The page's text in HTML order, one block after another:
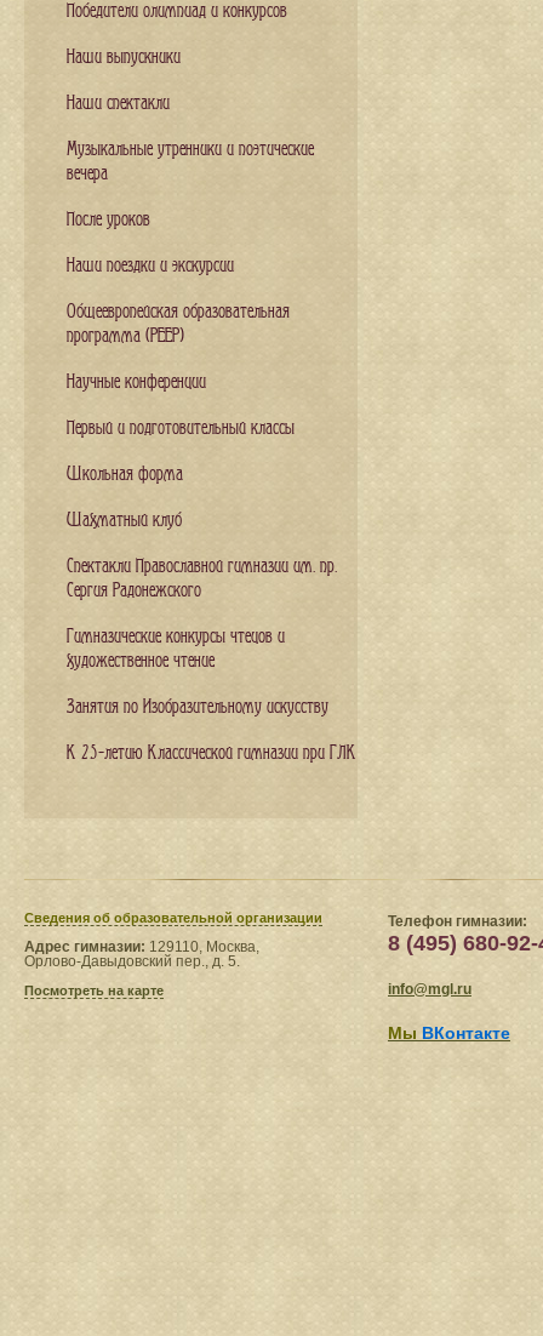
Победители олимпиад и конкурсов
Наши выпускники
Наши спектакли
Музыкальные утренники и поэтические
вечера
После уроков
Наши поездки и экскурсии
Общеевропейская образовательная
программа (PEEP)
Научные конференции
Первый и подготовительный классы
Школьная форма
Шахматный клуб
Спектакли Православной гимназии им. пр.
Сергия Радонежского
Гимназические конкурсы чтецов и
художественное чтение
Занятия по Изобразительному искусству
К 25-летию Классической гимназии при ГЛК
Сведения​ об образовательной организации
Адрес гимназии: 129110, Москва,
Орлово-Давыдовский пер., д. 5.
Посмотреть на карте
Телефон гимназии:
8 (495) 680-92-
info@mgl.ru
Мы ВКонтакте